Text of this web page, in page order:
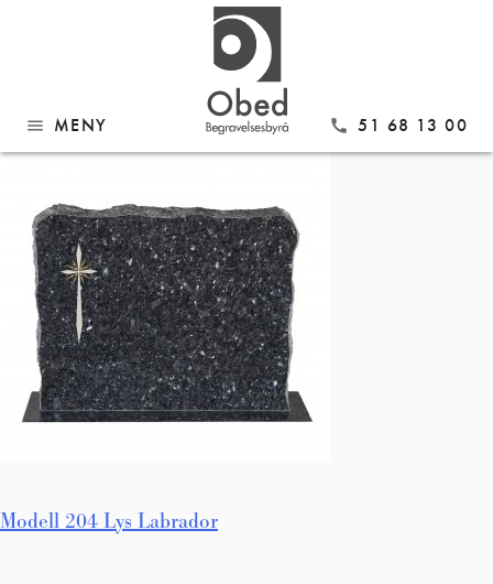
menu MENY call 51 68 13 00
Modell 204 Lys Labrador
Innleggsnavigasjon
Modell 204 Lys Labrador